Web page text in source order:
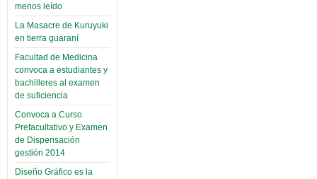
menos leído
La Masacre de Kuruyuki
en tierra guaraní
Facultad de Medicina
convoca a estudiantes y
bachilleres al examen
de suficiencia
Convoca a Curso
Prefacultativo y Examen
de Dispensación
gestión 2014
Diseño Gráfico es la